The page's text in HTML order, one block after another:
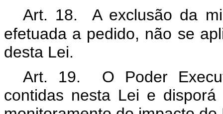
Art. 18. A exclusão da
efetuada a pedido, não se
desta Lei.
Art. 19. O Poder
contidas nesta Lei e